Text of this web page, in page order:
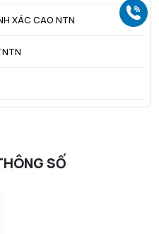
XÁC CAO NTN
NTN
trục & vỏ 2 mm
SỐ